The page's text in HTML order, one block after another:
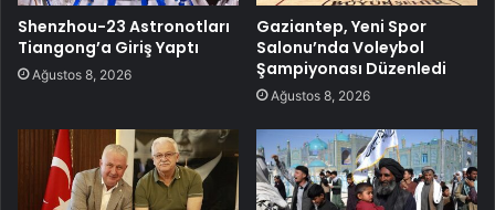
Shenzhou-23 Astronotları
Tiangong’a Giriş Yaptı
Ağustos 8, 2026
Gaziantep, Yeni Spor
Salonu’nda Voleybol
Şampiyonası Düzenledi
Ağustos 8, 2026